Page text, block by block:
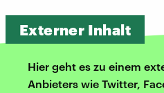
Externer Inhalt
Hier geht es zu einem
Anbieters wie Twitter,